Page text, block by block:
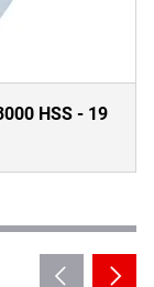
HSS - 19